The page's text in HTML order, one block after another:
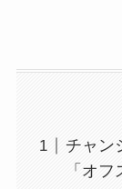
チャン
「オ